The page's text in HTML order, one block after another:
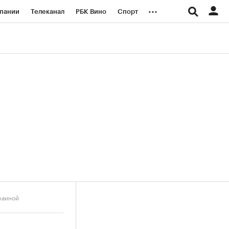
Телеканал РБК Вино Спорт ...